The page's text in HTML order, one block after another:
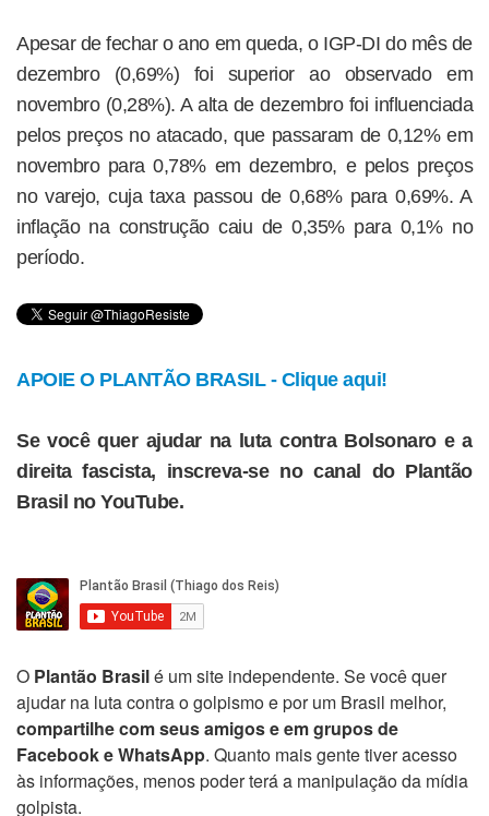
Apesar de fechar o ano em queda, o IGP-DI do mês de
dezembro (0,69%) foi superior ao observado em
novembro (0,28%). A alta de dezembro foi influenciada
pelos preços no atacado, que passaram de 0,12% em
novembro para 0,78% em dezembro, e pelos preços
no varejo, cuja taxa passou de 0,68% para 0,69%. A
inflação na construção caiu de 0,35% para 0,1% no
período.
APOIE O PLANTÃO BRASIL - Clique aqui!
Se você quer ajudar na luta contra Bolsonaro e a
direita fascista, inscreva-se no canal do Plantão
Brasil no YouTube.
O Plantão Brasilé um site independente. Se você quer
ajudar na luta contra o golpismo e por um Brasil melhor,
compartilhe com seus amigos e em grupos de
Facebook e WhatsApp. Quanto mais gente tiver acesso
às informações, menos poder terá a manipulação da mídia
golpista.